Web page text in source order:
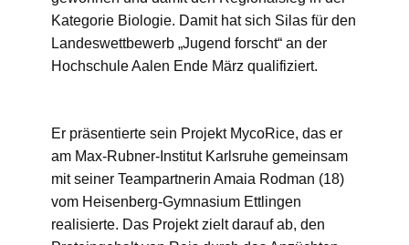
Kategorie Biologie. Damit hat sich Silas für den
Landeswettbewerb „Jugend forscht“ an der
Hochschule Aalen Ende März qualifiziert.
Er präsentierte sein Projekt MycoRice, das er
am Max-Rubner-Institut Karlsruhe gemeinsam
mit seiner Teampartnerin Amaia Rodman (18)
vom Heisenberg-Gymnasium Ettlingen
realisierte. Das Projekt zielt darauf ab, den